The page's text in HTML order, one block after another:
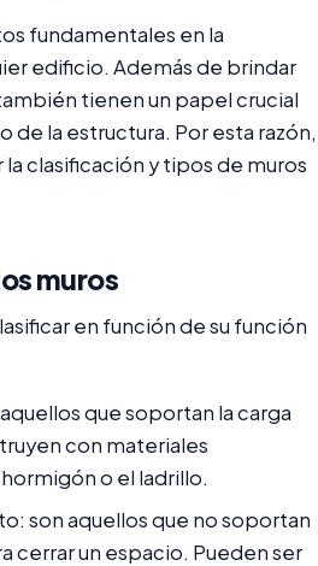
fundamentales en la
edificio. Además de brindar
tienen un papel crucial
de la estructura. Por esta razón,
clasificación y tipos de muros
muros
en función de su función
que soportan la carga
con materiales
o el ladrillo.
son aquellos que no soportan
cerrar un espacio. Pueden ser